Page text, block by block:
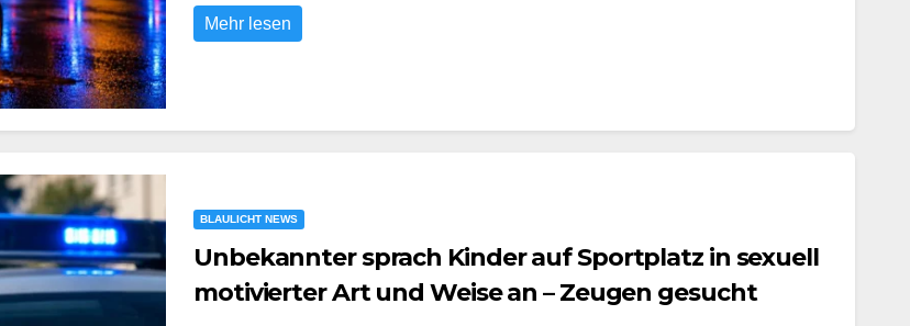
Mehr lesen
BLAULICHT NEWS
Unbekannter sprach Kinder auf Sportplatz in sexuell
motivierter Art und Weise an – Zeugen gesucht